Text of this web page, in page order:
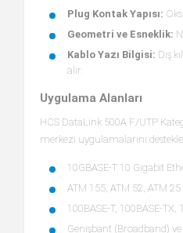
Plug Kontak Yapısı:
Geometri ve Esneklik:
Kablo Yazı Bilgisi: Dış
alır.
Uygulama Alanları
HCS DataLink 500A F/UTP
merkezi uygulamalarını
10GBASE-T 10 Gigabit
ATM 155, ATM 52, ATM
100BASE-T, 100BASE-
Genişbant (Broadband)